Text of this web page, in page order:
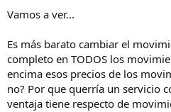
Vamos a ver...
Es más barato cambiar el
completo en TODOS los
encima esos precios de los
no? Por que querría un servicio
ventaja tiene respecto de